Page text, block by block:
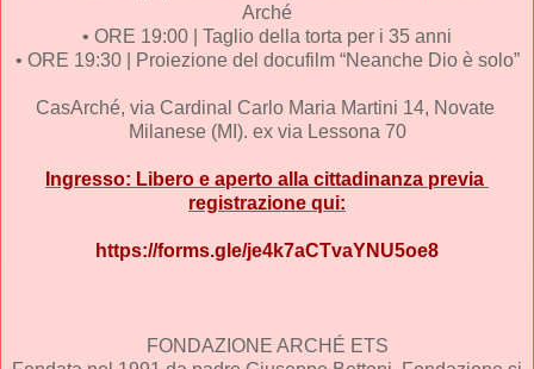
Arché
• ORE 19:00 | Taglio della torta per i 35 anni
• ORE 19:30 | Proiezione del docufilm “Neanche Dio è solo”
CasArché, via Cardinal Carlo Maria Martini 14, Novate
Milanese (MI). ex via Lessona 70
Ingresso: Libero e aperto alla cittadinanza previa
registrazione qui:
https://forms.gle/je4k7aCTvaYNU5oe8
FONDAZIONE ARCHÉ ETS